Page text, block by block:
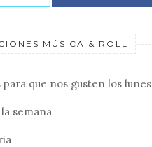
MÚSICA & ROLL
para que nos gusten los lunes
semana